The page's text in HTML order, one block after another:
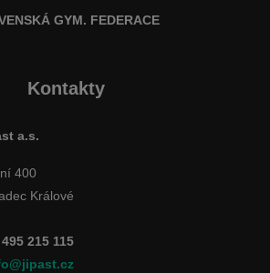
GYM. FEDERACE
Kontakty
a.s.
400
Králové
495 215 115